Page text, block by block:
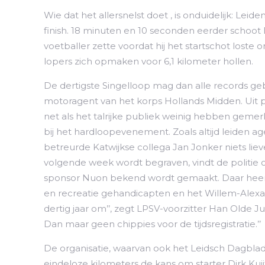
Wie dat het allersnelst doet , is onduidelijk:
finish. 18 minuten en 10 seconden eerder
voetballer zette voordat hij het startschot loste
lopers zich opmaken voor 6,1 kilometer hollen.
De dertigste Singelloop mag dan alle records
motoragent van het korps Hollands Midden. Uit
net als het talrijke publiek weinig hebben
bij het hardloopevenement. Zoals altijd leiden
betreurde Katwijkse collega Jan Jonker niets
volgende week wordt begraven, vindt de politie
sponsor Nuon bekend wordt gemaakt. Daar
en recreatie gehandicapten en het Willem-
dertig jaar om’’, zegt LPSV-voorzitter Han
Dan maar geen chippies voor de tijdsregistratie.’’
De organisatie, waarvan ook het Leidsch